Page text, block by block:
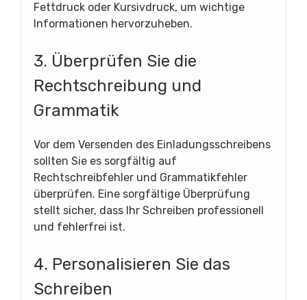
Fettdruck oder Kursivdruck, um wichtige
Informationen hervorzuheben.
3. Überprüfen Sie die
Rechtschreibung und
Grammatik
Vor dem Versenden des Einladungsschreibens
sollten Sie es sorgfältig auf
Rechtschreibfehler und Grammatikfehler
überprüfen. Eine sorgfältige Überprüfung
stellt sicher, dass Ihr Schreiben professionell
und fehlerfrei ist.
4. Personalisieren Sie das
Schreiben